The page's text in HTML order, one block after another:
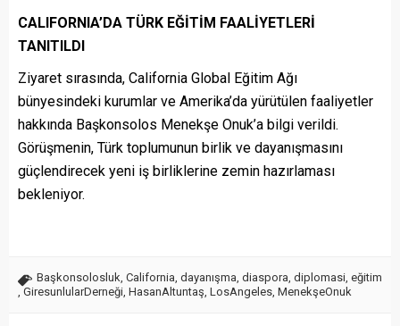
CALIFORNIA’DA TÜRK EĞİTİM FAALİYETLERİ
TANITILDI
Ziyaret sırasında, California Global Eğitim Ağı
bünyesindeki kurumlar ve Amerika’da yürütülen faaliyetler
hakkında Başkonsolos Menekşe Onuk’a bilgi verildi.
Görüşmenin, Türk toplumunun birlik ve dayanışmasını
güçlendirecek yeni iş birliklerine zemin hazırlaması
bekleniyor.
Başkonsolosluk, California, dayanışma, diaspora, diplomasi, eğitim
, GiresunlularDerneği, HasanAltuntaş, LosAngeles, MenekşeOnuk